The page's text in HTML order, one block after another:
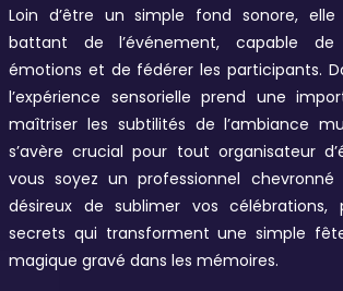
Loin d’être un simple fond sonore,
battant de l’événement, capable de
émotions et de fédérer les participants.
l’expérience sensorielle prend une
maîtriser les subtilités de l’ambiance
s’avère crucial pour tout organisateur
vous soyez un professionnel
désireux de sublimer vos célébrations,
secrets qui transforment une simple
magique gravé dans les mémoires.